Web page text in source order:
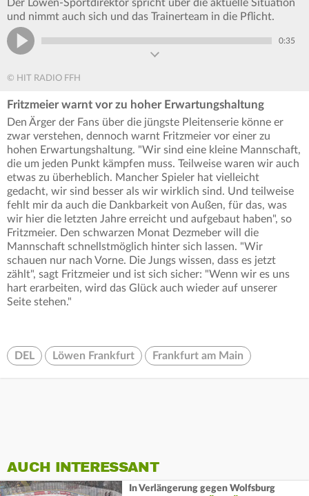
Der Löwen-Sportdirektor spricht über die aktuelle Situation
und nimmt auch sich und das Trainerteam in die Pflicht.
0:35
© HIT RADIO FFH
Fritzmeier warnt vor zu hoher Erwartungshaltung
Den Ärger der Fans über die jüngste Pleitenserie könne er
zwar verstehen, dennoch warnt Fritzmeier vor einer zu
hohen Erwartungshaltung. "Wir sind eine kleine Mannschaft,
die um jeden Punkt kämpfen muss. Teilweise waren wir auch
etwas zu überheblich. Mancher Spieler hat vielleicht
gedacht, wir sind besser als wir wirklich sind. Und teilweise
fehlt mir da auch die Dankbarkeit von Außen, für das, was
wir hier die letzten Jahre erreicht und aufgebaut haben", so
Fritzmeier. Den schwarzen Monat Dezmeber will die
Mannschaft schnellstmöglich hinter sich lassen. "Wir
schauen nur nach Vorne. Die Jungs wissen, dass es jetzt
zählt", sagt Fritzmeier und ist sich sicher: "Wenn wir es uns
hart erarbeiten, wird das Glück auch wieder auf unserer
Seite stehen."
DEL Löwen Frankfurt Frankfurt am Main
AUCH INTERESSANT
In Verlängerung gegen Wolfsburg